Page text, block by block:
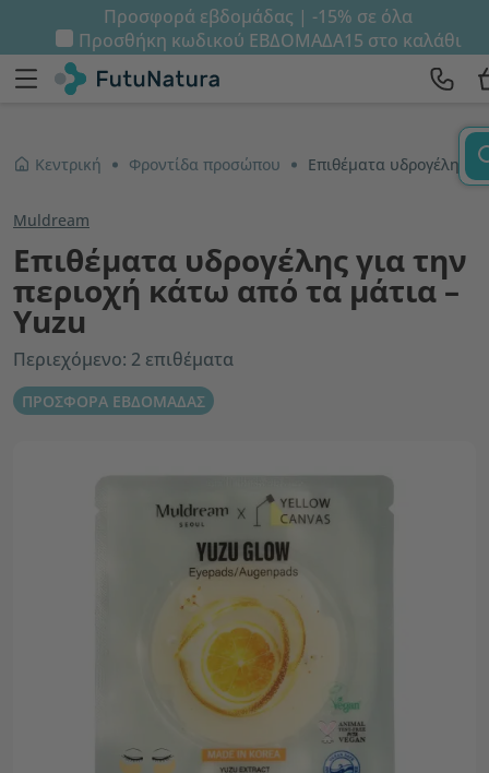
Προσφορά εβδομάδας | -15% σε όλα
Προσθήκη κωδικού ΕΒΔΟΜΑΔΑ15 στο καλάθι
Κεντρική Φροντίδα προσώπου
Muldream
Επιθέματα υδρογέλης για την
περιοχή κάτω από τα μάτια –
Yuzu
Περιεχόμενο: 2 επιθέματα
ΠΡΟΣΦΟΡΑ ΕΒΔΟΜΑΔΑΣ